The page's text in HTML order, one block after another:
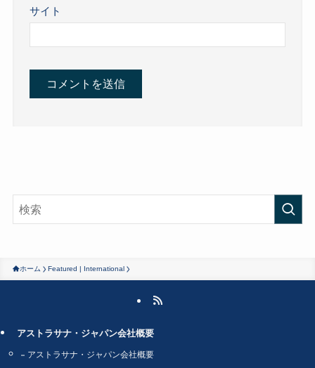
サイト
ホーム Featured | International
アストラサナ・ジャパン会社概要
アストラサナ・ジャパン会社概要